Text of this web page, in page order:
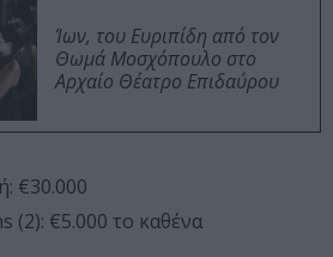
Ίων, του Ευριπίδη από τον
Θωμά Μοσχόπουλο στο
Αρχαίο Θέατρο Επιδαύρου
€30.000
(2): €5.000 το καθένα